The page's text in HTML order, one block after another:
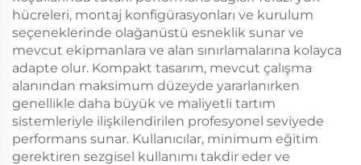
hücreleri, montaj konfigürasyonları ve kurulum
seçeneklerinde olağanüstü esneklik sunar ve
mevcut ekipmanlara ve alan sınırlamalarına kolayca
adapte olur. Kompakt tasarım, mevcut çalışma
alanından maksimum düzeyde yararlanırken
genellikle daha büyük ve maliyetli tartım
sistemleriyle ilişkilendirilen profesyonel seviyede
performans sunar. Kullanıcılar, minimum eğitim
gerektiren sezgisel kullanımı takdir eder ve